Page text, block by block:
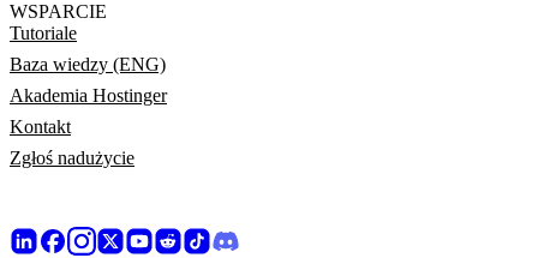
WSPARCIE
Tutoriale
Baza wiedzy (ENG)
Akademia Hostinger
Kontakt
Zgłoś nadużycie